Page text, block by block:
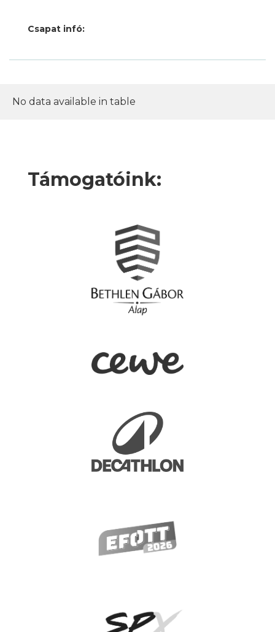
Csapat infó:
No data available in table
Támogatóink: